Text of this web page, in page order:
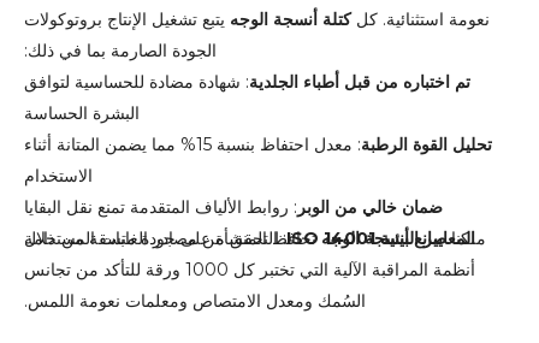
نعومة استثنائية. كلكتلة أنسجة الوجه يتبع تشغيل الإنتاج بروتوكولات
الجودة الصارمة بما في ذلك:
تم اختباره من قبل أطباء الجلدية: شهادة مضادة للحساسية لتوافق
البشرة الحساسة
تحليل القوة الرطبة
: معدل احتفاظ بنسبة 15% مما يضمن المتانة أثناء
الاستخدام
ضمان خالي من الوبر : روابط الألياف المتقدمة تمنع نقل البقايا
المعايير البيئية ISO 14001
: التحقق من مصادر الغابات المستدامة ملكناصانع أنسجة الوجه تحافظ المنشأة على جودة متسقة من خلال
أنظمة المراقبة الآلية التي تختبر كل 1000 ورقة للتأكد من تجانس
السُمك ومعدل الامتصاص ومعلمات نعومة اللمس.